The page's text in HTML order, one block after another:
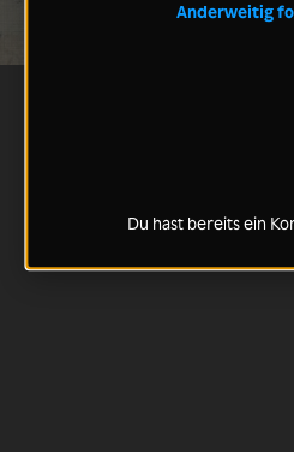
Anderweitig
Du hast bereits ein